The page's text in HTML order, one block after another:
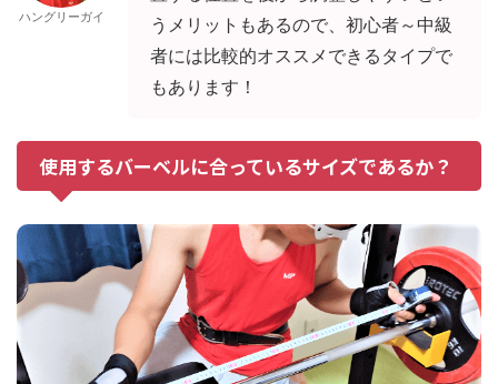
ハングリーガイ
うメリットもあるので、初心者～中級
者には比較的オススメできるタイプで
もあります！
使用するバーベルに合っているサイズであるか？